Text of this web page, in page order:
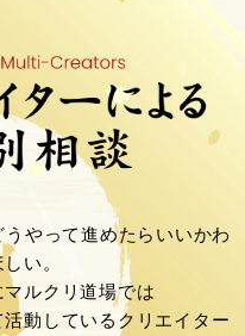
やって進めたらいいかわ
い。
ルクリ道場では
動しているクリエイター